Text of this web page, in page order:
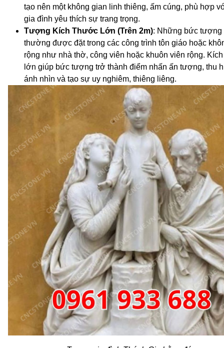
tạo nên một không gian linh thiêng, ấm cúng, phù hợp
gia đình yêu thích sự trang trọng.
Tượng Kích Thước Lớn (Trên 2m): Những bức
thường được đặt trong các công trình tôn giáo hoặc
rộng như nhà thờ, công viên hoặc khuôn viên rộng.
lớn giúp bức tượng trở thành điểm nhấn ấn tượng, thu
ánh nhìn và tạo sự uy nghiêm, thiêng liêng.